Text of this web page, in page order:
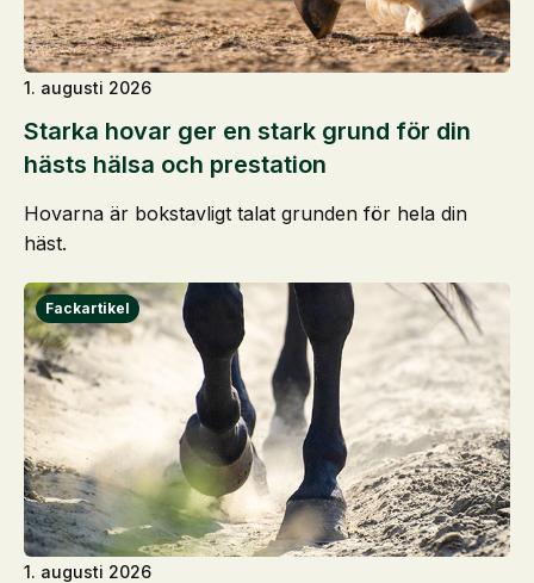
Starka hovar ger en stark grund för din
hästs hälsa och prestation
1. augusti 2026
Hovarna är bokstavligt talat grunden för hela din
häst.
1. augusti 2026